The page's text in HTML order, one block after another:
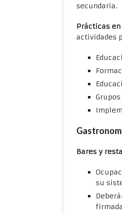
secundaria.
Prácticas
actividades
Bares y
su